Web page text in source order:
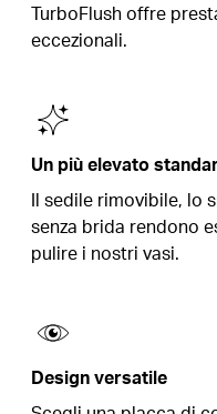
TurboFlush offre
eccezionali.
Un più elevato
Il sedile rimovibile, lo
senza brida rendono
pulire i nostri vasi.
Design versatile